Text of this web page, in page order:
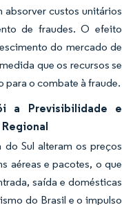
absorver custos unitários
de fraudes. O efeito
do mercado de
que os recursos se
para o combate à fraude.
a Previsibilidade e
Sul alteram os preços
aéreas e pacotes, o que
saída e domésticas
do Brasil e o impulso